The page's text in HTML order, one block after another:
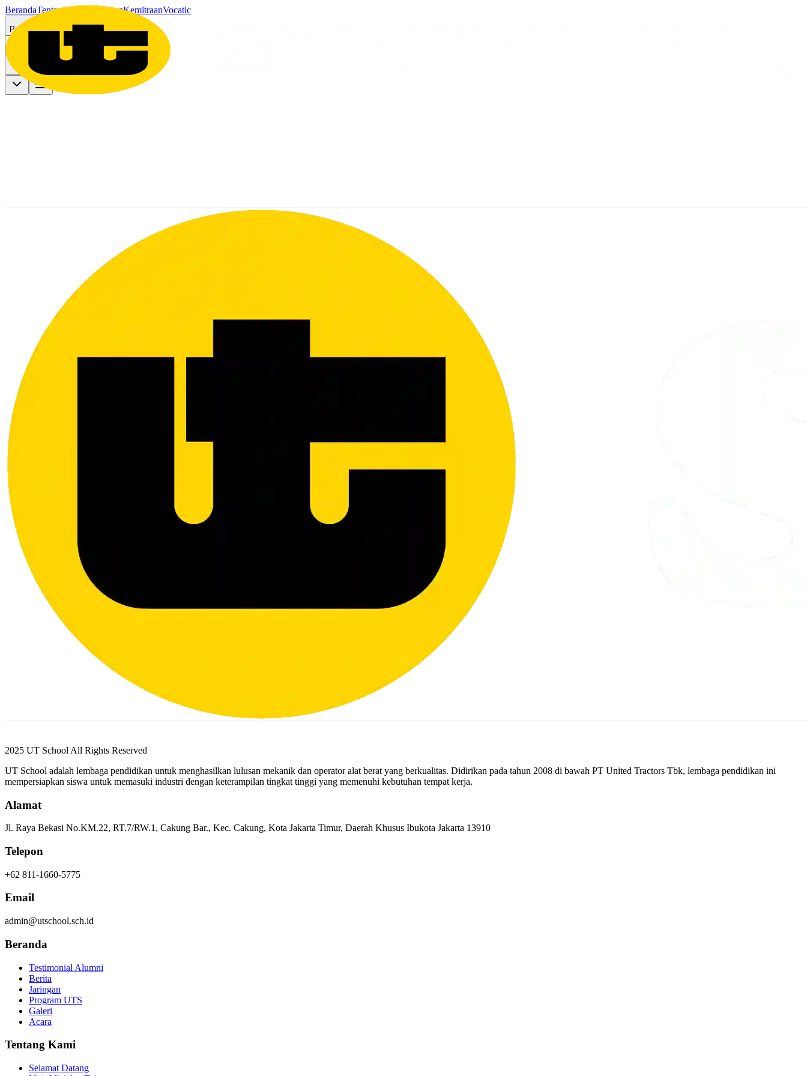
BerandaTentang Kami ProgramKemitraanVocatic
Pendaftaran
2025 UT School All Rights Reserved
UT School adalah lembaga pendidikan untuk menghasilkan lulusan mekanik dan operator alat berat yang berkualitas. Didirikan pada tahun 2008 di bawah PT United Tractors Tbk, lembaga pendidikan ini
mempersiapkan siswa untuk memasuki industri dengan keterampilan tingkat tinggi yang memenuhi kebutuhan tempat kerja.
Alamat
Jl. Raya Bekasi No.KM.22, RT.7/RW.1, Cakung Bar., Kec. Cakung, Kota Jakarta Timur, Daerah Khusus Ibukota Jakarta 13910
Telepon
+62 811-1660-5775
Email
admin@utschool.sch.id
Beranda
Testimonial Alumni
Berita
Jaringan
Program UTS
Galeri
Acara
Tentang Kami
Selamat Datang